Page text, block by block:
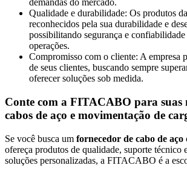
demandas do mercado.
Qualidade e durabilidade: Os produtos
reconhecidos pela sua durabilidade e
possibilitando segurança e confiabilidade
operações.
Compromisso com o cliente: A empresa
de seus clientes, buscando sempre
oferecer soluções sob medida.
Conte com a FITACABO para suas
cabos de aço e movimentação de
Se você busca um fornecedor de cabo de aço
ofereça produtos de qualidade, suporte técnico
soluções personalizadas, a FITACABO é a